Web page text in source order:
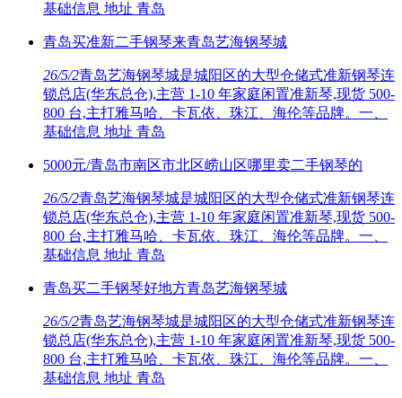
基础信息 地址 青岛
青岛买准新二手钢琴来青岛艺海钢琴城
26/5/2青岛艺海钢琴城是城阳区的大型仓储式准新钢琴连
锁总店(华东总仓),主营 1-10 年家庭闲置准新琴,现货 500-
800 台,主打雅马哈、卡瓦依、珠江、海伦等品牌。一、
基础信息 地址 青岛
5000元/青岛市南区市北区崂山区哪里卖二手钢琴的
26/5/2青岛艺海钢琴城是城阳区的大型仓储式准新钢琴连
锁总店(华东总仓),主营 1-10 年家庭闲置准新琴,现货 500-
800 台,主打雅马哈、卡瓦依、珠江、海伦等品牌。一、
基础信息 地址 青岛
青岛买二手钢琴好地方青岛艺海钢琴城
26/5/2青岛艺海钢琴城是城阳区的大型仓储式准新钢琴连
锁总店(华东总仓),主营 1-10 年家庭闲置准新琴,现货 500-
800 台,主打雅马哈、卡瓦依、珠江、海伦等品牌。一、
基础信息 地址 青岛